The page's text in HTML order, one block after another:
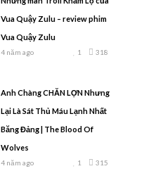
Vua Quậy Zulu – review phim
Vua Quậy Zulu
4 năm ago 318
1
Anh Chàng CHĂN LỢN Nhưng
Lại Là Sát Thủ Máu Lạnh Nhất
Băng Đảng | The Blood Of
Wolves
4 năm ago 315
1